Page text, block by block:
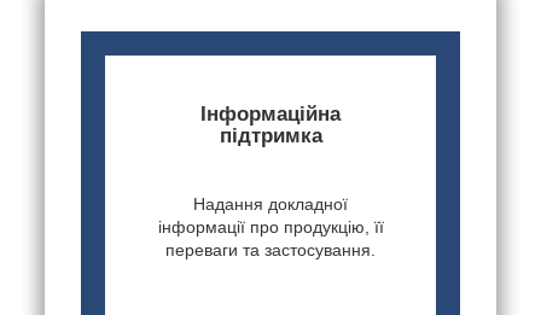
Інформаційна
підтримка
Надання докладної
інформації про продукцію, її
переваги та застосування.